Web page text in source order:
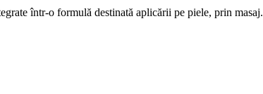
într-o formulă destinată aplicării pe piele, prin masaj.